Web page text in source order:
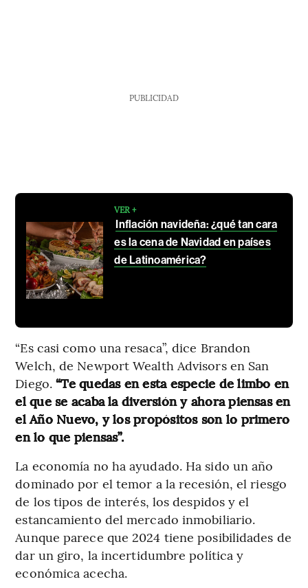
PUBLICIDAD
VER +
Inflación navideña: ¿qué tan cara
es la cena de Navidad en países
de Latinoamérica?
“Es casi como una resaca”, dice Brandon
Welch, de Newport Wealth Advisors en San
Diego.“Te quedas en esta especie de limbo en
el que se acaba la diversión y ahora piensas en
el Año Nuevo, y los propósitos son lo primero
en lo que piensas”.
La economía no ha ayudado. Ha sido un año
dominado por el temor a la recesión, el riesgo
de los tipos de interés, los despidos y el
estancamiento del mercado inmobiliario.
Aunque parece que 2024 tiene posibilidades de
dar un giro, la incertidumbre política y
económica acecha.